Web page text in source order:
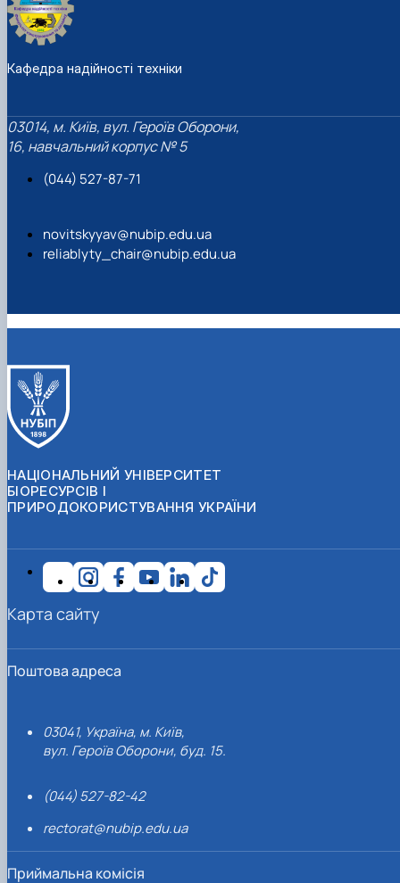
Кафедра надійності техніки
03014, м. Київ, вул. Героїв Оборони,
16, навчальний корпус № 5
(044) 527-87-71
novitskyyav@nubip.edu.ua
reliablyty_chair@nubip.edu.ua
НАЦІОНАЛЬНИЙ УНІВЕРСИТЕТ
БІОРЕСУРСІВ І
ПРИРОДОКОРИСТУВАННЯ УКРАЇНИ
Поштова адреса
03041, Україна, м. Київ,
вул. Героїв Оборони, буд. 15.
(044) 527-82-42
rectorat@nubip.edu.ua
Приймальна комісія
Карта сайту